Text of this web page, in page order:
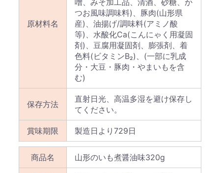
原材料名
噌、みそ加工品、清酒、砂糖、か
つお風味調味料)、豚肉(山形県
産)、油揚げ/調味料(アミノ酸
等)、水酸化Ca(こんにゃく用凝固
剤)、豆腐用凝固剤、膨張剤、着
色料(ビタミンB₂)、(一部に乳成
分・大豆・豚肉・やまいもを含
む)
保存方法
直射日光、高温多湿を避け保存し
てください。
賞味期限 製造日より729日
商品名 山形のいも煮醤油味320g